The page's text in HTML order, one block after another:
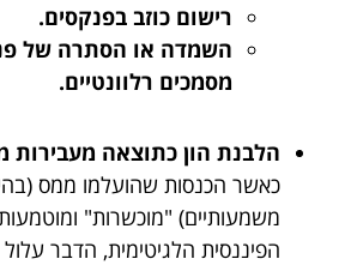
רישום כוזב בפנקסים.
השמדה או הסתרה של
מסמכים רלוונטיים.
הלבנת הון כתוצאה מעבירות
כאשר הכנסות שהועלמו ממס
משמעותיים) "מוכשרות"
הפיננסית הלגיטימית, הדבר